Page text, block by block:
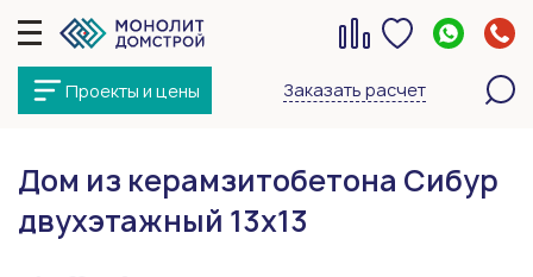
Проекты и цены Заказать расчет
Дом из керамзитобетона Сибур
двухэтажный 13х13